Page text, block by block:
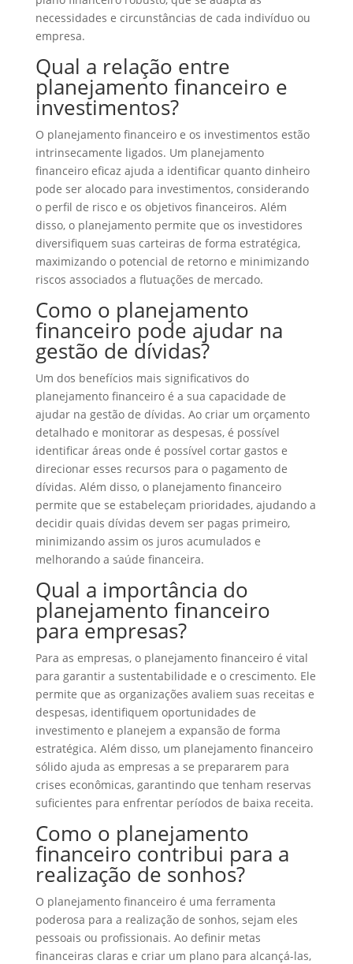
necessidades e circunstâncias de cada indivíduo ou
empresa.
Qual a relação entre
planejamento financeiro e
investimentos?
O planejamento financeiro e os investimentos estão
intrinsecamente ligados. Um planejamento
financeiro eficaz ajuda a identificar quanto dinheiro
pode ser alocado para investimentos, considerando
o perfil de risco e os objetivos financeiros. Além
disso, o planejamento permite que os investidores
diversifiquem suas carteiras de forma estratégica,
maximizando o potencial de retorno e minimizando
riscos associados a flutuações de mercado.
Como o planejamento
financeiro pode ajudar na
gestão de dívidas?
Um dos benefícios mais significativos do
planejamento financeiro é a sua capacidade de
ajudar na gestão de dívidas. Ao criar um orçamento
detalhado e monitorar as despesas, é possível
identificar áreas onde é possível cortar gastos e
direcionar esses recursos para o pagamento de
dívidas. Além disso, o planejamento financeiro
permite que se estabeleçam prioridades, ajudando a
decidir quais dívidas devem ser pagas primeiro,
minimizando assim os juros acumulados e
melhorando a saúde financeira.
Qual a importância do
planejamento financeiro
para empresas?
Para as empresas, o planejamento financeiro é vital
para garantir a sustentabilidade e o crescimento. Ele
permite que as organizações avaliem suas receitas e
despesas, identifiquem oportunidades de
investimento e planejem a expansão de forma
estratégica. Além disso, um planejamento financeiro
sólido ajuda as empresas a se prepararem para
crises econômicas, garantindo que tenham reservas
suficientes para enfrentar períodos de baixa receita.
Como o planejamento
financeiro contribui para a
realização de sonhos?
O planejamento financeiro é uma ferramenta
poderosa para a realização de sonhos, sejam eles
pessoais ou profissionais. Ao definir metas
financeiras claras e criar um plano para alcançá-las,